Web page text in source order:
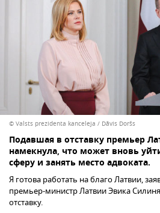
© Valsts prezidenta kanceleja / Dāvis Doršs
Подавшая в отставку премьер
намекнула, что может вновь
сферу и занять место адвоката.
Я готова работать на благо Латвии,
премьер-министр Латвии Эвика
отставку.